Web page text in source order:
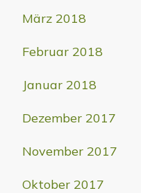
März 2018
Februar 2018
Januar 2018
Dezember 2017
November 2017
Oktober 2017